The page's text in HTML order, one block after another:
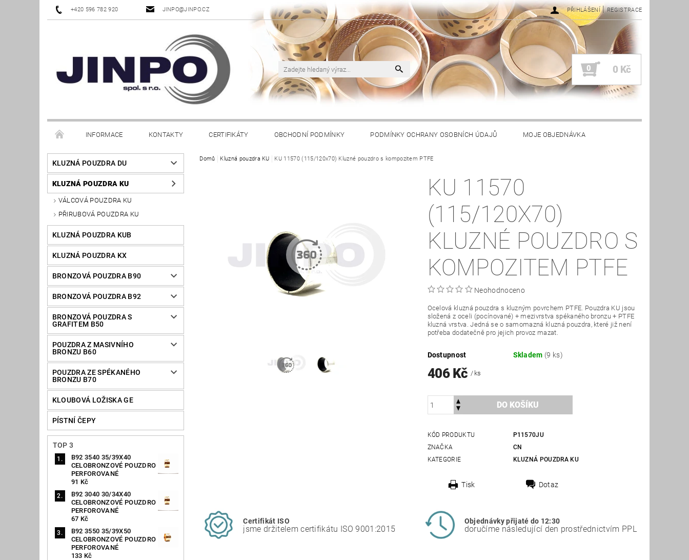
+420 596 782 920 JINPO@JINPO.CZ PŘIHLÁŠENÍ | REGISTRACE
0 0 Kč
INFORMACE KONTAKTY CERTIFIKÁTY OBCHODNÍ PODMÍNKY PODMÍNKY OCHRANY OSOBNÍCH ÚDAJŮ MOJE OBJEDNÁVKA
KLUZNÁ POUZDRA DU
KLUZNÁ POUZDRA KU
VÁLCOVÁ POUZDRA KU
PŘIRUBOVÁ POUZDRA KU
KLUZNÁ POUZDRA KUB
KLUZNÁ POUZDRA KX
BRONZOVÁ POUZDRA B90
BRONZOVÁ POUZDRA B92
BRONZOVÁ POUZDRA S
GRAFITEM B50
POUZDRA Z MASIVNÍHO
BRONZU B60
POUZDRA ZE SPÉKANÉHO
BRONZU B70
KLOUBOVÁ LOŽISKA GE
PÍSTNÍ ČEPY
TOP 3
B92 3540 35/39X40
CELOBRONZOVÉ POUZDRO
PERFOROVANÉ
91 Kč
B92 3040 30/34X40
CELOBRONZOVÉ POUZDRO
PERFOROVANÉ
67 Kč
B92 3550 35/39X50
CELOBRONZOVÉ POUZDRO
PERFOROVANÉ
133 Kč
Domů Kluzná pouzdra KU KU 11570 (115/120x70) Kluzné pouzdro s kompozitem PTFE
KU 11570
(115/120X70)
KLUZNÉ POUZDRO S
KOMPOZITEM PTFE
Neohodnoceno
Ocelová kluzná pouzdra s kluzným povrchem PTFE. Pouzdra KU jsou
složená z oceli (pocínované) + mezivrstva spékaného bronzu + PTFE
kluzná vrstva. Jedná se o samomazná kluzná pouzdra, které již není
potřeba dodatečně pro jejich provoz mazat.
Dostupnost Skladem (9 ks)
406 Kč/ ks
KÓD PRODUKTU
P11570JU
ZNAČKA
CN
KATEGORIE
KLUZNÁ POUZDRA KU
Tisk Dotaz
Certifikát ISO
jsme držitelem certifikátu ISO 9001:2015
Objednávky přijaté do 12:30
doručíme následující den prostřednictvím PPL